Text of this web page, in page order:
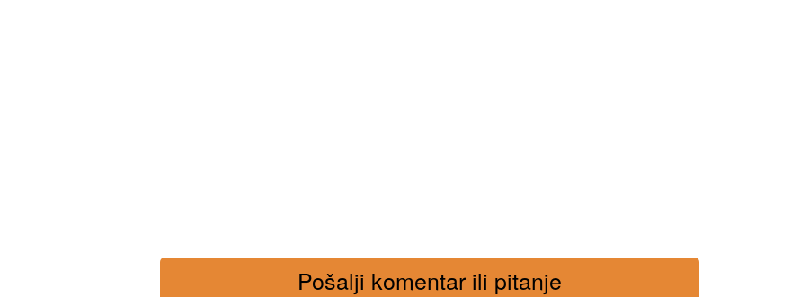
Pošalji komentar ili pitanje